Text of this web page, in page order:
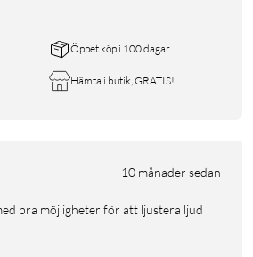
Öppet köp i 100 dagar
Hämta i butik, GRATIS!
10 månader sedan